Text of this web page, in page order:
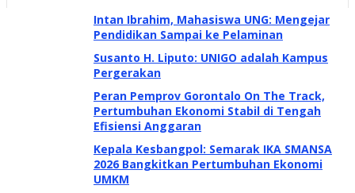
Intan Ibrahim, Mahasiswa UNG: Mengejar
Pendidikan Sampai ke Pelaminan
Susanto H. Liputo: UNIGO adalah Kampus
Pergerakan
Peran Pemprov Gorontalo On The Track,
Pertumbuhan Ekonomi Stabil di Tengah
Efisiensi Anggaran
Kepala Kesbangpol: Semarak IKA SMANSA
2026 Bangkitkan Pertumbuhan Ekonomi
UMKM